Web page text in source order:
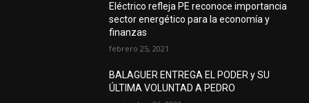
Eléctrico refleja PE reconoce importancia
sector energético para la economía y
finanzas
febrero 25, 2021
BALAGUER ENTREGA EL PODER y SU
ÚLTIMA VOLUNTAD A PEDRO